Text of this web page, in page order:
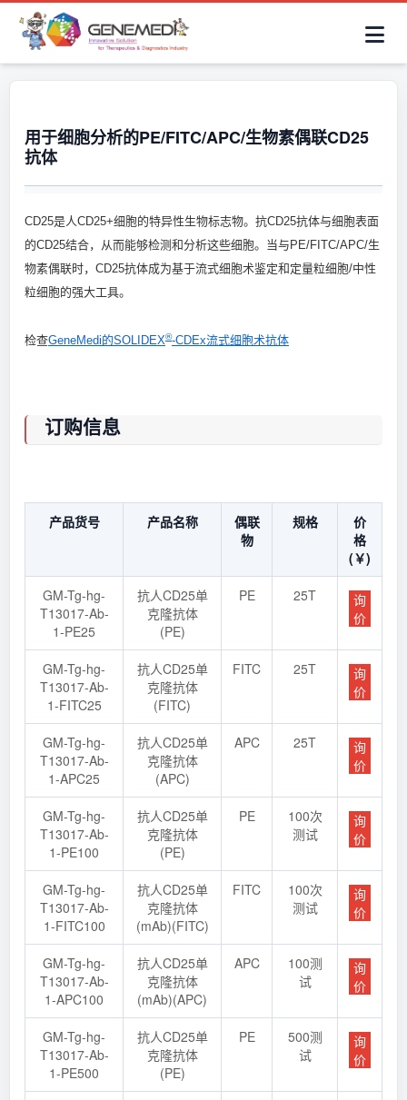
用于细胞分析的PE/FITC/APC/生物素偶联CD25
抗体
CD25是人CD25+细胞的特异性生物标志物。抗CD25抗体与细胞表面
的CD25结合，从而能够检测和分析这些细胞。当与PE/FITC/APC/生
物素偶联时，CD25抗体成为基于流式细胞术鉴定和定量粒细胞/中性
粒细胞的强大工具。
检查GeneMedi的SOLIDEX®-CDEx流式细胞术抗体
订购信息
产品货号 产品名称
偶联
物
规格
价
格
(￥)
GM-Tg-hg-
T13017-Ab-
1-PE25
抗人CD25单
克隆抗体
(PE)
PE 25T
询
价
GM-Tg-hg-
T13017-Ab-
1-FITC25
抗人CD25单
克隆抗体
(FITC)
FITC 25T
询
价
GM-Tg-hg-
T13017-Ab-
1-APC25
抗人CD25单
克隆抗体
(APC)
APC 25T
询
价
GM-Tg-hg-
T13017-Ab-
1-PE100
抗人CD25单
克隆抗体
(PE)
PE
100次
测试
询
价
GM-Tg-hg-
T13017-Ab-
1-FITC100
抗人CD25单
克隆抗体
(mAb)(FITC)
FITC
100次
测试
询
价
GM-Tg-hg-
T13017-Ab-
1-APC100
抗人CD25单
克隆抗体
(mAb)(APC)
APC
100测
试
询
价
GM-Tg-hg-
T13017-Ab-
1-PE500
抗人CD25单
克隆抗体
(PE)
PE
500测
试
询
价